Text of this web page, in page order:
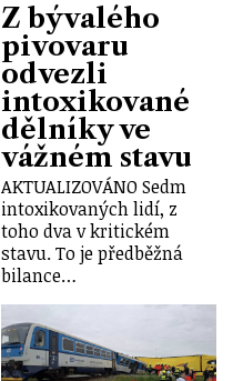
Z bývalého
pivovaru
odvezli
intoxikované
dělníky ve
vážném stavu
AKTUALIZOVÁNO Sedm
intoxikovaných lidí, z
toho dva v kritickém
stavu. To je předběžná
bilance…